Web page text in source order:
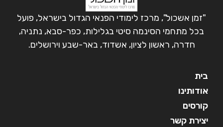
"זמן אשכול", מרכז לימודי הפנאי הגדול בישראל, פועל
בכל מתחמי הסינמה סיטי בגלילות, כפר-סבא, נתניה,
חדרה, ראשון לציון, אשדוד, באר-שבע וירושלים.
בית
אודותינו
קורסים
יצירת קשר